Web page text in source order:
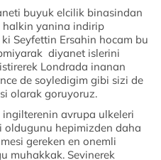
buyuk elcilik binasindan
yanina indirip
Seyfettin Ersahin hocam bu
diyanet islerini
Londrada inanan
de soyledigim gibi sizi de
olarak goruyoruz.
avrupa ulkeleri
hepimizden daha
gereken en onemli
muhakkak. Sevinerek